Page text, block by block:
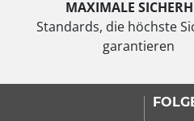
MAXIMALE
Standards, die höchste
garantieren